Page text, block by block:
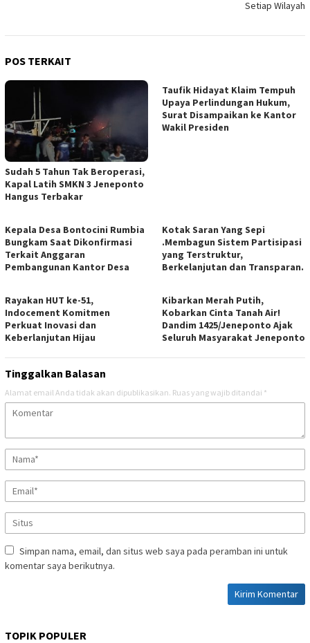
Setiap Wilayah
POS TERKAIT
Sudah 5 Tahun Tak Beroperasi,
Kapal Latih SMKN 3 Jeneponto
Hangus Terbakar
Taufik Hidayat Klaim Tempuh
Upaya Perlindungan Hukum,
Surat Disampaikan ke Kantor
Wakil Presiden
Kepala Desa Bontocini Rumbia
Bungkam Saat Dikonfirmasi
Terkait Anggaran
Pembangunan Kantor Desa
Kotak Saran Yang Sepi
.Membagun Sistem Partisipasi
yang Terstruktur,
Berkelanjutan dan Transparan.
Rayakan HUT ke-51,
Indocement Komitmen
Perkuat Inovasi dan
Keberlanjutan Hijau
Kibarkan Merah Putih,
Kobarkan Cinta Tanah Air!
Dandim 1425/Jeneponto Ajak
Seluruh Masyarakat Jeneponto
Tinggalkan Balasan
Alamat email Anda tidak akan dipublikasikan. Ruas yang wajib ditandai *
Simpan nama, email, dan situs web saya pada peramban ini untuk
komentar saya berikutnya.
TOPIK POPULER